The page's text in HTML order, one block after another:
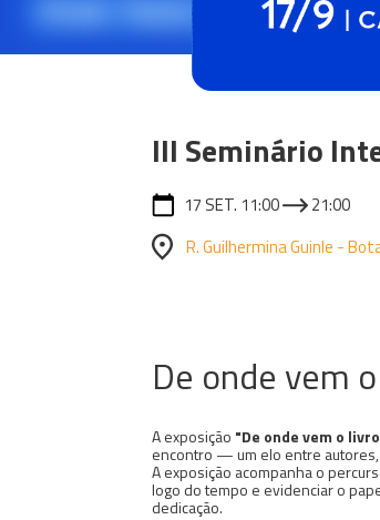
III Seminário
17 SET. 11:00
21:00
R. Guilhermina Guinle -
De onde vem
A exposição "De onde vem o
encontro — um elo entre
A exposição acompanha o
logo do tempo e evidenciar o
dedicação.